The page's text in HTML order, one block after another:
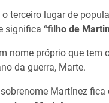
o terceiro lugar de
significa “filho de Martin
nome próprio que tem
da guerra, Marte.
Martínez